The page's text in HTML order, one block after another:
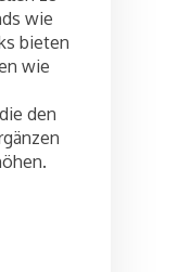
wie
bieten
wie
den